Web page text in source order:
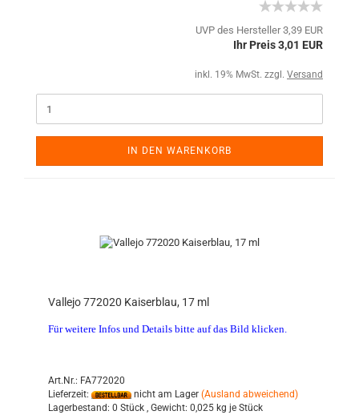
UVP des Hersteller 3,39 EUR
Ihr Preis 3,01 EUR
inkl. 19% MwSt. zzgl. Versand
IN DEN WARENKORB
Vallejo 772020 Kaiserblau, 17 ml
Für weitere Infos und Details bitte auf das Bild klicken.
Art.Nr.: FA772020
Lieferzeit:
nicht am Lager (Ausland abweichend)
Lagerbestand: 0 Stück , Gewicht: 0,025 kg je Stück